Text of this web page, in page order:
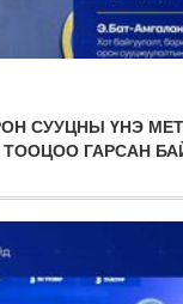
СУУЦНЫ ҮНЭ
ТООЦОО ГАРСАН